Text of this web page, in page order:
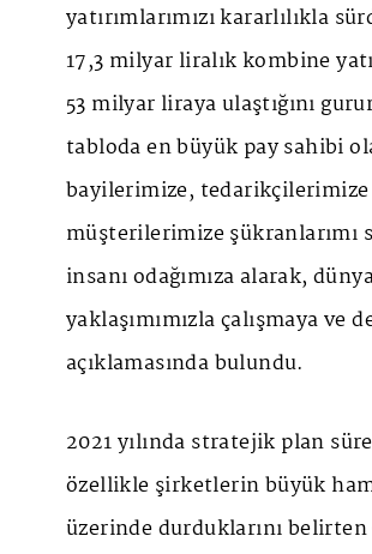
yatırımlarımızı kararlılıkla
17,3 milyar liralık kombine
53 milyar liraya ulaştığını
tabloda en büyük pay sahibi
bayilerimize, tedarikçilerimize
müşterilerimize şükranlarımı
insanı odağımıza alarak,
yaklaşımımızla çalışmaya ve
açıklamasında bulundu.
2021 yılında stratejik plan
özellikle şirketlerin büyük
üzerinde durduklarını